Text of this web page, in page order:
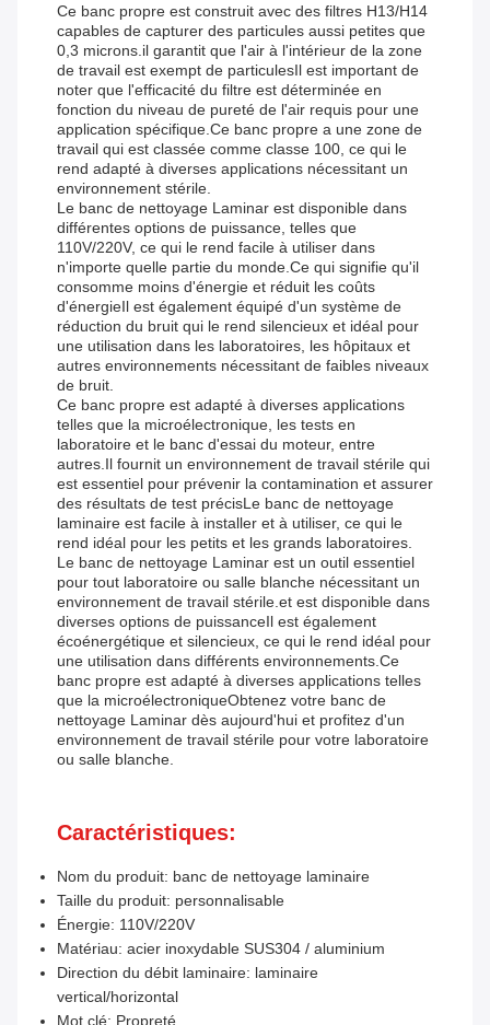
Ce banc propre est construit avec des filtres H13/H14
capables de capturer des particules aussi petites que
0,3 microns.il garantit que l'air à l'intérieur de la zone
de travail est exempt de particulesIl est important de
noter que l'efficacité du filtre est déterminée en
fonction du niveau de pureté de l'air requis pour une
application spécifique.Ce banc propre a une zone de
travail qui est classée comme classe 100, ce qui le
rend adapté à diverses applications nécessitant un
environnement stérile.
Le banc de nettoyage Laminar est disponible dans
différentes options de puissance, telles que
110V/220V, ce qui le rend facile à utiliser dans
n'importe quelle partie du monde.Ce qui signifie qu'il
consomme moins d'énergie et réduit les coûts
d'énergieIl est également équipé d'un système de
réduction du bruit qui le rend silencieux et idéal pour
une utilisation dans les laboratoires, les hôpitaux et
autres environnements nécessitant de faibles niveaux
de bruit.
Ce banc propre est adapté à diverses applications
telles que la microélectronique, les tests en
laboratoire et le banc d'essai du moteur, entre
autres.Il fournit un environnement de travail stérile qui
est essentiel pour prévenir la contamination et assurer
des résultats de test précisLe banc de nettoyage
laminaire est facile à installer et à utiliser, ce qui le
rend idéal pour les petits et les grands laboratoires.
Le banc de nettoyage Laminar est un outil essentiel
pour tout laboratoire ou salle blanche nécessitant un
environnement de travail stérile.et est disponible dans
diverses options de puissanceIl est également
écoénergétique et silencieux, ce qui le rend idéal pour
une utilisation dans différents environnements.Ce
banc propre est adapté à diverses applications telles
que la microélectroniqueObtenez votre banc de
nettoyage Laminar dès aujourd'hui et profitez d'un
environnement de travail stérile pour votre laboratoire
ou salle blanche.
Caractéristiques:
Nom du produit: banc de nettoyage laminaire
Taille du produit: personnalisable
Énergie: 110V/220V
Matériau: acier inoxydable SUS304 / aluminium
Direction du débit laminaire: laminaire
vertical/horizontal
Mot clé: Propreté